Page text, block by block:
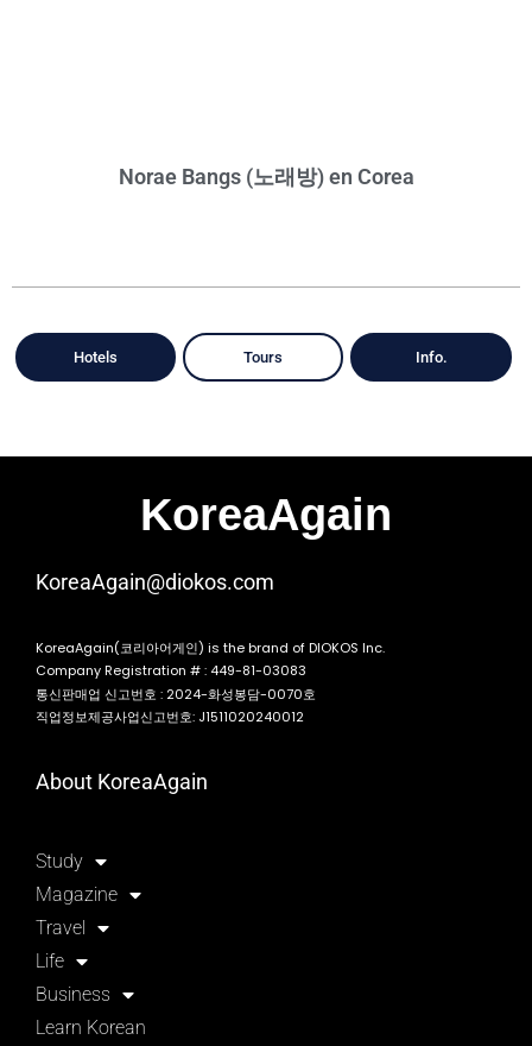
Norae Bangs (노래방) en Corea
Hotels Tours Info.
KoreaAgain
KoreaAgain@diokos.com
KoreaAgain(코리아어게인) is the brand of DIOKOS Inc.
Company Registration # : 449-81-03083
통신판매업 신고번호 : 2024-화성봉담-0070호
직업정보제공사업신고번호: J1511020240012
About KoreaAgain
Study
Magazine
Travel
Life
Business
Learn Korean